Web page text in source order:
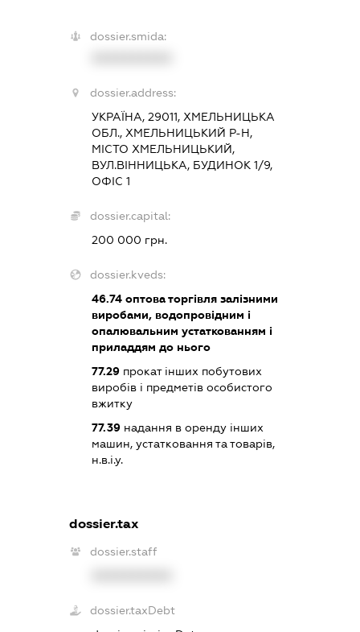
dossier.smida:
dossier.address:
УКРАЇНА, 29011, ХМЕЛЬНИЦЬКА
ОБЛ., ХМЕЛЬНИЦЬКИЙ Р-Н,
МІСТО ХМЕЛЬНИЦЬКИЙ,
ВУЛ.ВІННИЦЬКА, БУДИНОК 1/9,
ОФІС 1
dossier.capital:
200 000 грн.
dossier.kveds:
46.74оптова торгівля залізними
виробами, водопровідним і
опалювальним устаткованням і
приладдям до нього
77.29прокат інших побутових
виробів і предметів особистого
вжитку
77.39надання в оренду інших
машин, устатковання та товарів,
н.в.і.у.
dossier.tax
dossier.staff
dossier.taxDebt